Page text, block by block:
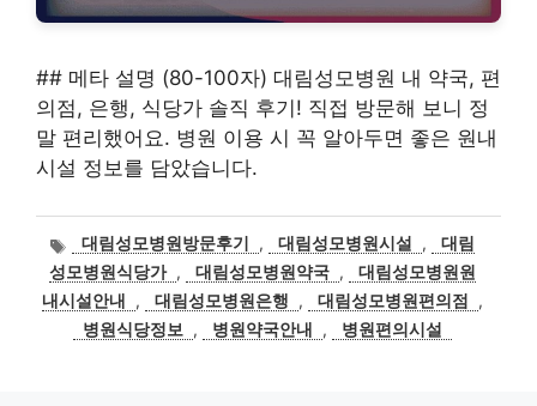
## 메타 설명 (80-100자) 대림성모병원 내 약국, 편
의점, 은행, 식당가 솔직 후기! 직접 방문해 보니 정
말 편리했어요. 병원 이용 시 꼭 알아두면 좋은 원내
시설 정보를 담았습니다.
태
그
대림성모병원방문후기 , 대림성모병원시설 ,
대림
성모병원식당가 , 대림성모병원약국 ,
대림성모병원원
내시설안내
, 대림성모병원은행 , 대림성모병원편의점
,
병원식당정보
, 병원약국안내 , 병원편의시설